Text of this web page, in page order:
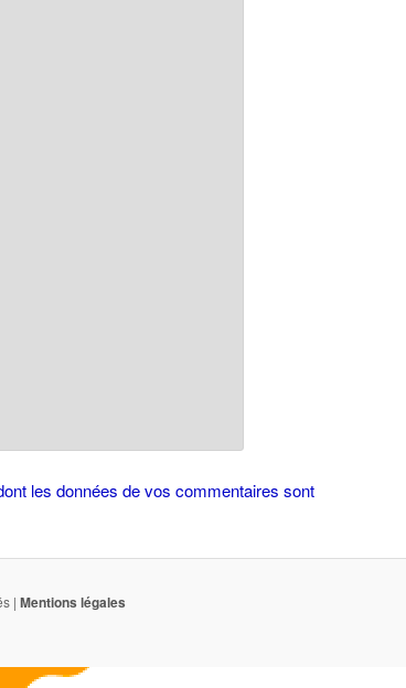
les données de vos commentaires sont
| Mentions légales